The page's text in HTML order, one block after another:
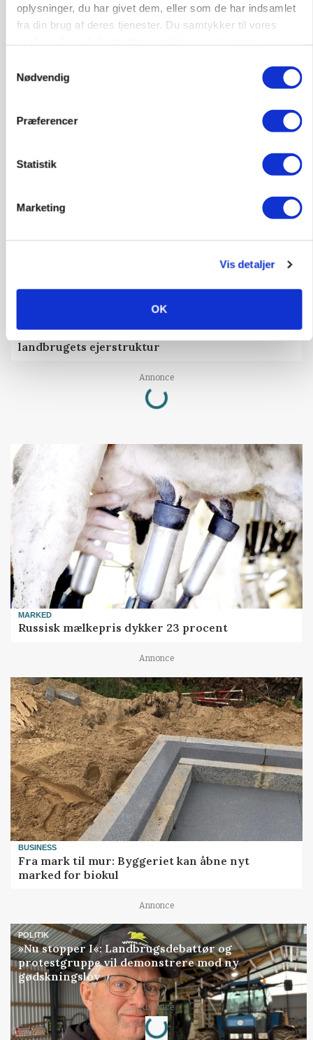
oplysninger, du har givet dem, eller som de har indsamlet
fra din brug af deres tjenester. Du samtykker til vores
Nødvendig
Præferencer
Statistik
Marketing
Vis detaljer
OK
Prisgab på 20 kroner pr. kg vokser: Polsk kylling
presser markedet
Ejer eller medejer? Nyt tv-format udfordrer
landbrugets ejerstruktur
Annonce
Loading...
MARKED
Russisk mælkepris dykker 23 procent
Annonce
BUSINESS
Fra mark til mur: Byggeriet kan åbne nyt
marked for biokul
Annonce
POLITIK
»Nu stopper I«: Landbrugsdebattør og
protestgruppe vil demonstrere mod ny
gødskningslov
Annonce
Loading...